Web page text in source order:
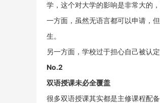
学，这个对大学的影响是非常大的
一方面，虽然无语言都可以申请，
生。
另一方面，学校过于担心自己被认
No.2
双语授课未必全覆盖
很多双语授课其实都是主修课程配